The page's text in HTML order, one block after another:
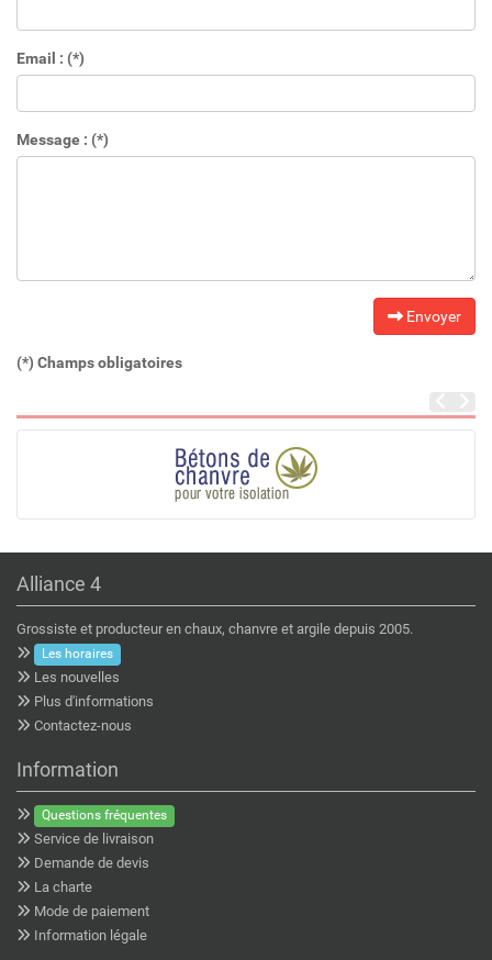
Email : (*)
Message : (*)
Envoyer
(*) Champs obligatoires
Alliance 4
Grossiste et producteur en chaux, chanvre et argile depuis 2005.
Les horaires
Les nouvelles
Plus d'informations
Contactez-nous
Information
Questions fréquentes
Service de livraison
Demande de devis
La charte
Mode de paiement
Information légale